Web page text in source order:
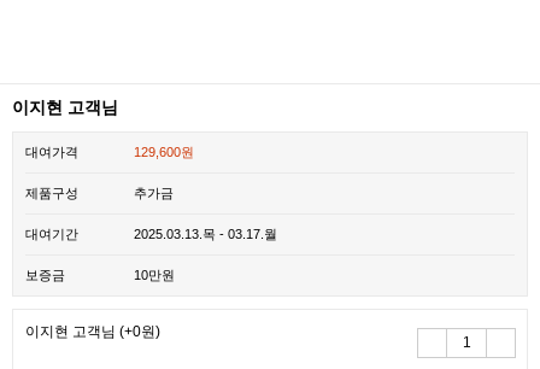
이지현 고객님
대여가격 129,600원
제품구성 추가금
대여기간 2025.03.13.목 - 03.17.월
보증금 10만원
이지현 고객님 (+0원)